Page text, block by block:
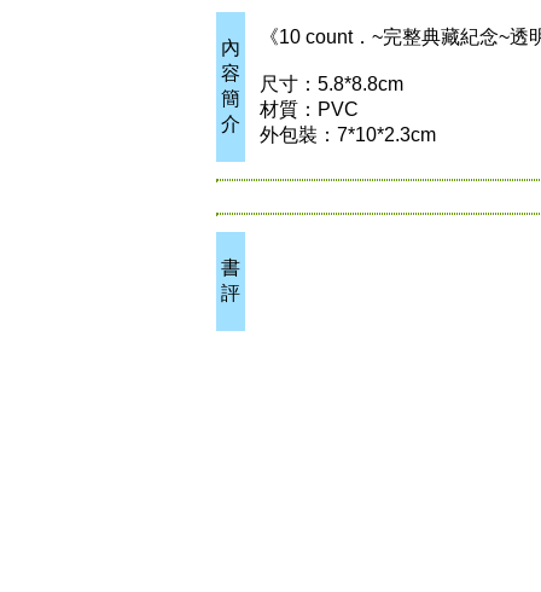
內
容
簡
介
《10 count．~完整典藏紀念~透
尺寸：5.8*8.8cm
材質：PVC
外包裝：7*10*2.3cm
書
評